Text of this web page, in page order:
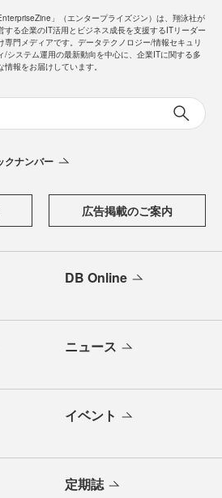
」（エンタープライズジン）は、翔泳社が
する企業のIT活用とビジネス成長を支援するITリーダー
専門メディアです。データテクノロジー/情報セキュリ
/システム運用の最新動向を中心に、企業ITに関する多
情報をお届けしています。
クナンバー
広告掲載のご案内
DB Online
ニュース
イベント
定期誌